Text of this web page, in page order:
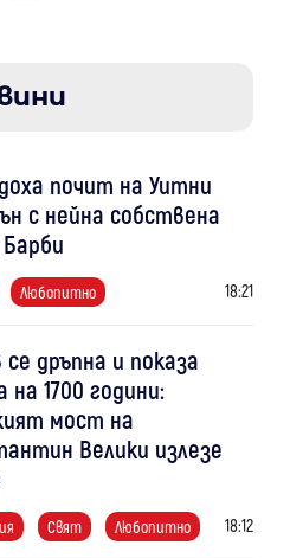
почит на Уитни
с нейна собствена
Барби
Любопитно 18:21
се дръпна и показа
на 1700 години:
мост на
Велики излезе
Свят Любопитно 18:12